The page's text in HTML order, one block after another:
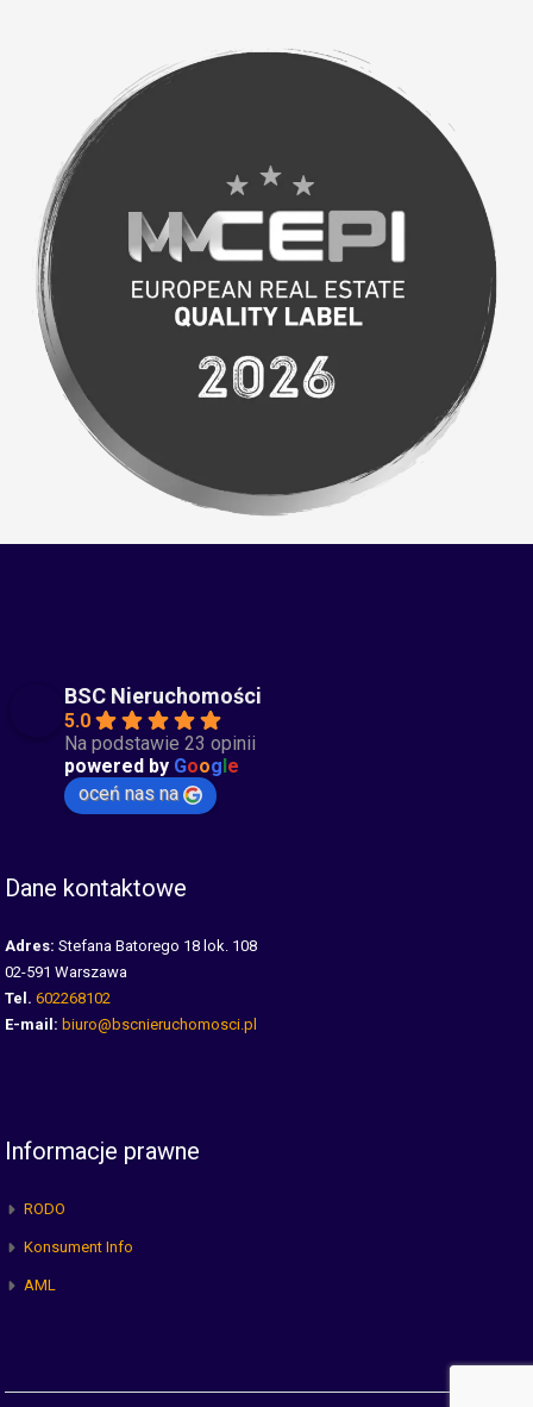
BSC Nieruchomości
5.0
Na podstawie 23 opinii
powered by Google
oceń nas na
Dane kontaktowe
Adres: Stefana Batorego 18 lok. 108
02-591 Warszawa
Tel. 602268102
E-mail: biuro@bscnieruchomosci.pl
Informacje prawne
RODO
Konsument Info
AML